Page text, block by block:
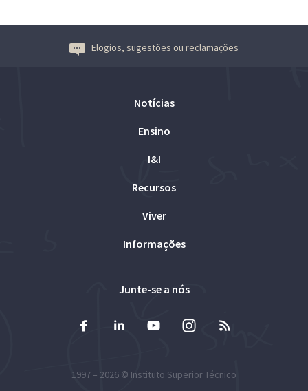
Elogios, sugestões ou reclamações
Notícias
Ensino
I&I
Recursos
Viver
Informações
Junte-se a nós
1997 – 2026 © Instituto Superior Técnico